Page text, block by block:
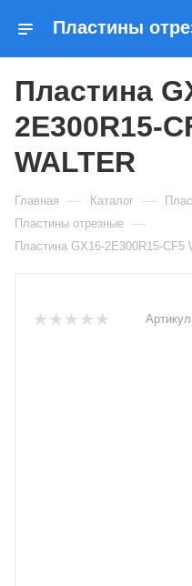
Пластина
2E300R15-
WALTER
Главная — Каталог —
Пластины отрезные —
Пластина GX16-2E300R15-CF5